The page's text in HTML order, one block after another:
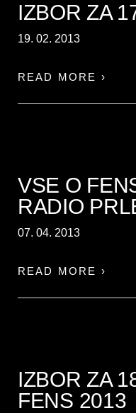
IZBOR ZA
19. 02. 2013
READ MORE ›
VSE O
RADIO
07. 04. 2013
READ MORE ›
IZBOR ZA
FENS 2013